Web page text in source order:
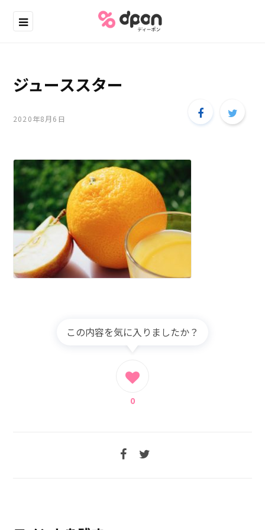
ジューススター
2020年8月6日
この内容を気に入りましたか？
0